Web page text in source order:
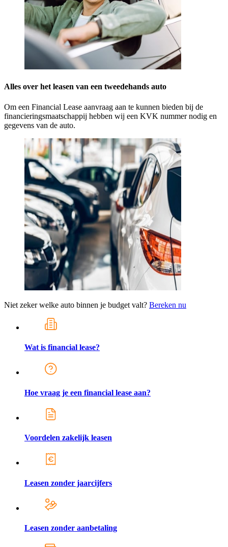
Alles over het leasen van een tweedehands auto
Om een Financial Lease aanvraag aan te kunnen bieden bij de
financieringsmaatschappij hebben wij een KVK nummer nodig en
gegevens van de auto.
Niet zeker welke auto binnen je budget valt? Bereken nu
Wat is financial lease?
Hoe vraag je een financial lease aan?
Voordelen zakelijk leasen
Leasen zonder jaarcijfers
Leasen zonder aanbetaling